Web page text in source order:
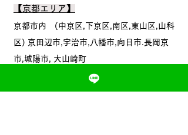
【京都エリア】
京都市内 (中京区,下京区,南区,東山区,山科
区) 京田辺市,宇治市,八幡市,向日市.長岡京
市,城陽市, 大山崎町